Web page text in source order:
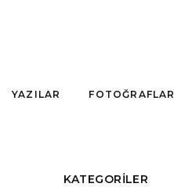
YAZILAR FOTOĞRAFLAR
KATEGORILER